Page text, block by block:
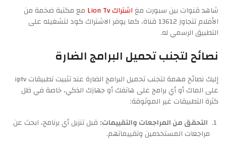
شاهد قنوات بين سبورت مغ اشتراك Lion Tv
مع مكتبة ضخمة من
الأفلام تتجاوز 13612 قناة، كما يوفر الاشتراك كود لتشغيله على
التطبيق الرسمي له.
نصائح لتجنب تحميل البرامج الضارة
إليك نصائح مهمة لتجنب تحميل البرامج الضارة عند تثبيت تطبيقات iptv
على الماك أو أي برامج على هاتفك أو جهازك الذكي، خاصة في ظل
كثرة التطبيقات غير الموثوقة:
التحقق من المراجعات والتقييمات: قبل تنزيل أي برنامج، ابحث عن
مراجعات المستخدمين وتقييماتهم.